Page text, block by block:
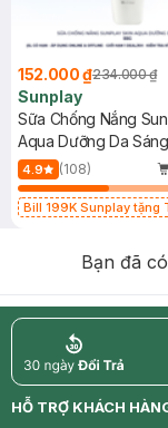
152.000 ₫234.000 ₫
Sunplay
Sữa Chống Nắng
Aqua Dưỡng Da
4.9 (108)
Bill 199K Sunplay tặng
Bạn đã
return
HỖ TRỢ KHÁCH